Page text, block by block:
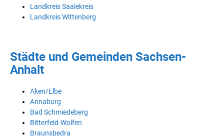
Landkreis Saalekreis
Landkreis Wittenberg
Städte und Gemeinden Sachsen-
Anhalt
Aken/Elbe
Annaburg
Bad Schmiedeberg
Bitterfeld-Wolfen
Braunsbedra